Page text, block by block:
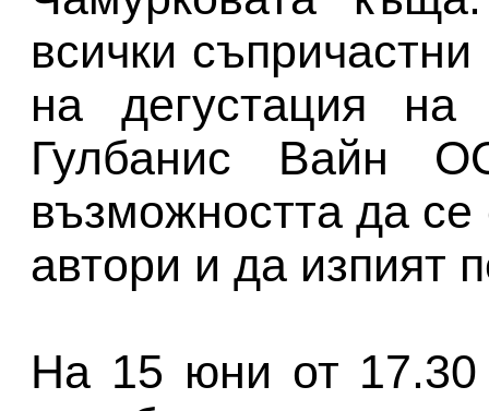
всички
на дегустация
Гулбанис Вайн
възможността да
автори и да изпият
На 15 юни от 17.30